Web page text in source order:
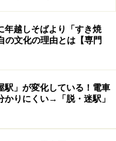
年越しそばより「すき焼
の文化の理由とは【専門
駅」が変化している！電車
かりにくい→「脱・迷駅」